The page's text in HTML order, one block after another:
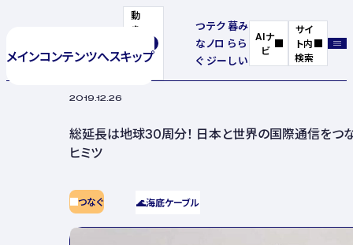
メインコンテンツへスキップ
動
き
停
つ
な
ぐ
テク
ノロ
ジー
暮
ら
し
み
ら
い
AIナ
ビ
サイ
ト内
検索
2019.12.26
総延長は地球30周分！ 日本と世界の国際通信をつな
ヒミツ
つなぐ 🌊海底ケーブル